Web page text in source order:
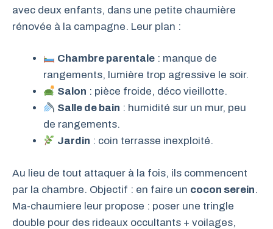
avec deux enfants, dans une petite chaumière
rénovée à la campagne. Leur plan :
Chambre parentale : manque de
rangements, lumière trop agressive le soir.
Salon : pièce froide, déco vieillotte.
Salle de bain : humidité sur un mur, peu
de rangements.
Jardin : coin terrasse inexploité.
Au lieu de tout attaquer à la fois, ils commencent
par la chambre. Objectif : en faire un cocon serein.
Ma-chaumiere leur propose : poser une tringle
double pour des rideaux occultants + voilages,